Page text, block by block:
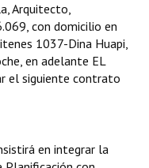
Arquitecto,
con domicilio en
1037-Dina Huapi,
en adelante EL
el siguiente contrato
en integrar la